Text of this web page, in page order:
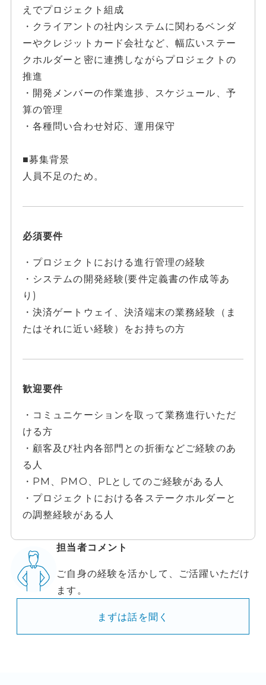
えでプロジェクト組成
・クライアントの社内システムに関わるベンダ
ーやクレジットカード会社など、幅広いステー
クホルダーと密に連携しながらプロジェクトの
推進
・開発メンバーの作業進捗、スケジュール、予
算の管理
・各種問い合わせ対応、運用保守
■募集背景
人員不足のため。
必須要件
・プロジェクトにおける進行管理の経験
・システムの開発経験(要件定義書の作成等あ
り)
・決済ゲートウェイ、決済端末の業務経験（ま
たはそれに近い経験）をお持ちの方
歓迎要件
・コミュニケーションを取って業務進行いただ
ける方
・顧客及び社内各部門との折衝などご経験のあ
る人
・PM、PMO、PLとしてのご経験がある人
・プロジェクトにおける各ステークホルダーと
の調整経験がある人
担当者コメント
ご自身の経験を活かして、ご活躍いただけ
ます。
まずは話を聞く